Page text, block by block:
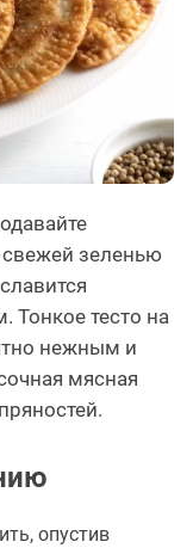
зеленью
Тонкое тесто на
нежным и
мясная
опустив